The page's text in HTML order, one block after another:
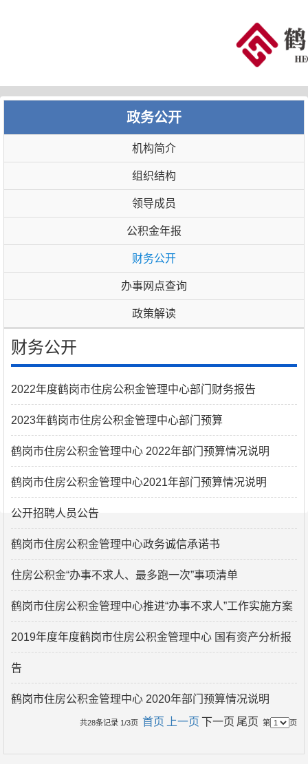
政务公开
机构简介
组织结构
领导成员
公积金年报
财务公开
办事网点查询
政策解读
财务公开
2022年度鹤岗市住房公积金管理中心部门财务报告
2023年鹤岗市住房公积金管理中心部门预算
鹤岗市住房公积金管理中心 2022年部门预算情况说明
鹤岗市住房公积金管理中心2021年部门预算情况说明
公开招聘人员公告
鹤岗市住房公积金管理中心政务诚信承诺书
住房公积金“办事不求人、最多跑一次”事项清单
鹤岗市住房公积金管理中心推进“办事不求人”工作实施方案
2019年度年度鹤岗市住房公积金管理中心 国有资产分析报
告
鹤岗市住房公积金管理中心 2020年部门预算情况说明
共28条记录 1/3页 首页 上一页 下一页 尾页 第 页